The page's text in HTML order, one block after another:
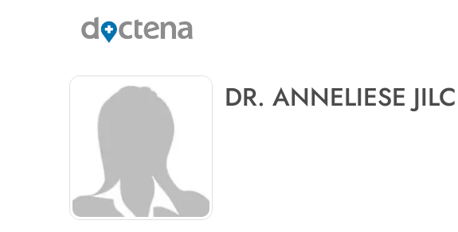
DR. ANNELIESE